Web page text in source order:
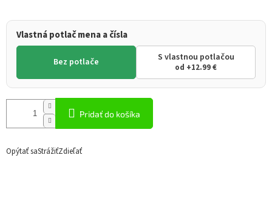
Vlastná potlač mena a čísla
Bez potlače S vlastnou potlačou
od +12.99 €
Pridať do košíka
Opýtať saStrážiťZdieľať